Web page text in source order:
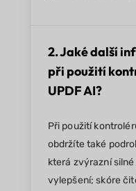
2. Jaké další
při použití
UPDF AI?
Při použití
obdržíte také
která zvýrazní
vylepšení; skóre